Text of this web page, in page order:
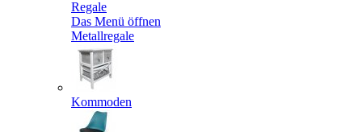
Regale
Das Menü öffnen
Metallregale
Kommoden